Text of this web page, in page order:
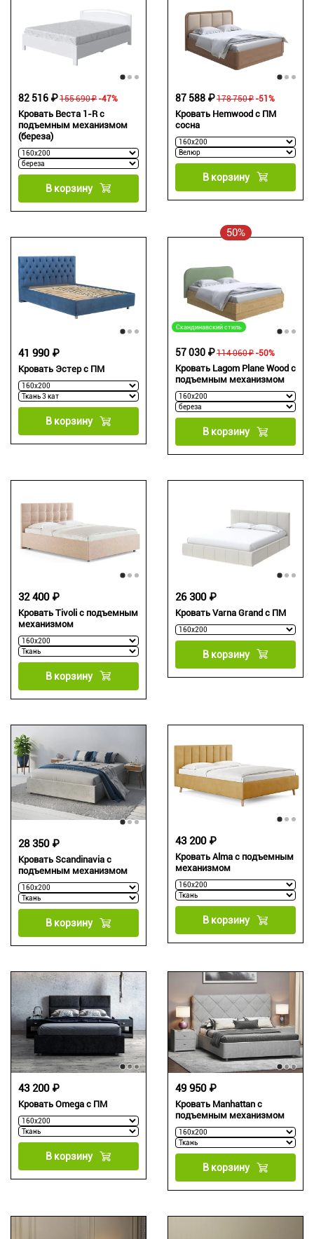
Кровать Веста 1-R с
подъемным механизмом
(береза)
155 690 ₽
82 516 ₽ -47%
В корзину
Кровать Hemwood с ПМ
сосна
178 750 ₽
87 588 ₽ -51%
В корзину
Кровать Эстер с ПМ
41 990 ₽
В корзину
50%
Скандинавский стиль
Кровать Lagom Plane Wood с
подъемным механизмом
114 060 ₽
57 030 ₽ -50%
В корзину
Кровать Tivoli с подъемным
механизмом
32 400 ₽
В корзину
Кровать Varna Grand с ПМ
26 300 ₽
В корзину
Кровать Scandinavia с
подъемным механизмом
28 350 ₽
В корзину
Кровать Alma с подъемным
механизмом
43 200 ₽
В корзину
Кровать Omega с ПМ
43 200 ₽
В корзину
Кровать Manhattan с
подъемным механизмом
49 950 ₽
В корзину